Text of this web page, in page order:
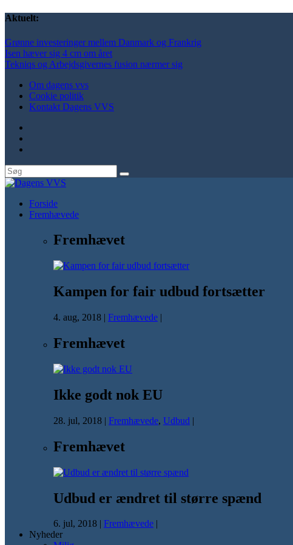
Aktuelt:
Grønne investeringer mellem Danmark og Frankrig
Isen hæver sig 4 cm om året
Tekniqs og Arbejdsgivernes fusion nærmer sig
Om dagens vvs
Cookie politik
Kontakt Dagens VVS
Forside
Fremhævede
Fremhævet
Kampen for fair udbud fortsætter
4. aug, 2018 | Fremhævede |
Fremhævet
Ikke godt nok EU
28. jul, 2018 | Fremhævede, Udbud |
Fremhævet
Udbud er ændret til større spænd
6. jul, 2018 | Fremhævede |
Nyheder